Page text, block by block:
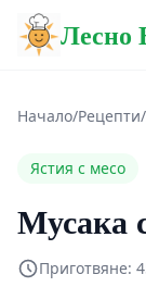
Лесно
Начало/Рецепти/
Ястия с месо
Мусака
Приготвяне: